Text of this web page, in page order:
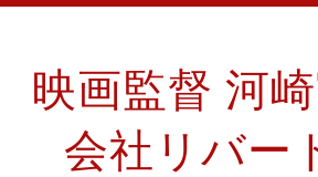
映画監督 河
会社リバー